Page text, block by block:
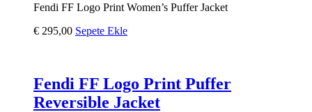
Fendi FF Logo Print Women’s Puffer Jacket
€ 295,00 Sepete Ekle
Fendi FF Logo Print Puffer
Reversible Jacket